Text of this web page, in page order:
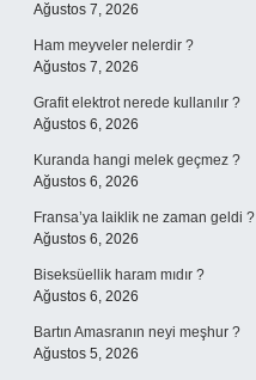
Ağustos 7, 2026
Ham meyveler nelerdir ?
Ağustos 7, 2026
Grafit elektrot nerede kullanılır ?
Ağustos 6, 2026
Kuranda hangi melek geçmez ?
Ağustos 6, 2026
Fransa’ya laiklik ne zaman geldi ?
Ağustos 6, 2026
Biseksüellik haram mıdır ?
Ağustos 6, 2026
Bartın Amasranın neyi meşhur ?
Ağustos 5, 2026